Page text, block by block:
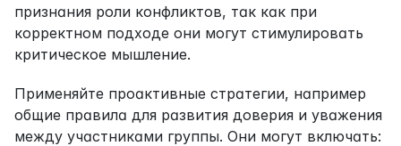
признания роли конфликтов, так как при
корректном подходе они могут стимулировать
критическое мышление.
Применяйте проактивные стратегии, например
общие правила для развития доверия и уважения
между участниками группы. Они могут включать: